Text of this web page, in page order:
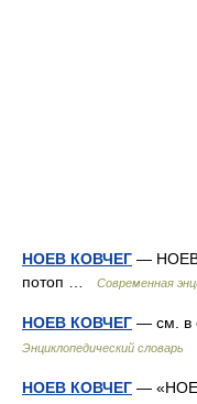
НОЕВ КОВЧЕГ — НОЕВ
потоп …
Современная
НОЕВ КОВЧЕГ — см. в
Энциклопедический словарь
НОЕВ КОВЧЕГ —